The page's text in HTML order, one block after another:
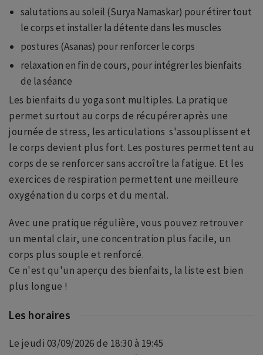
salutations au soleil (Surya Namaskar) pour étirer tout
le corps et installer la détente dans les muscles
postures (Asanas) pour renforcer le corps
relaxation en fin de cours, pour intégrer les bienfaits
de la séance
Les bienfaits du yoga sont multiples. La pratique
permet surtout au corps de récupérer après une
journée de stress, les articulations s'assouplissent et
le corps devient plus fort. Les postures permettent au
corps de se renforcer sans accroître la fatigue. Et les
exercices de respiration permettent une meilleure
oxygénation du corps et du mental.
Avec une pratique régulière, vous pouvez retrouver
un mental clair, une concentration plus facile, un
corps plus souple et renforcé.
Ce n'est qu'un aperçu des bienfaits, la liste est bien
plus longue !
Les horaires
Le jeudi 03/09/2026 de 18:30 à 19:45